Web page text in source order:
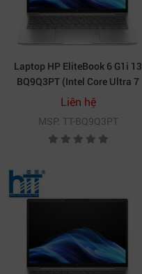
Laptop HP EliteBook 6 G1i 13
BQ9Q3PT (Intel Core Ultra 7
255U | 16GB | 512GB | 13.3
inch WUXGA | Cảm ứng | Win
11 | Bạc)
Liên hệ
MSP: TT-BQ9Q3PT